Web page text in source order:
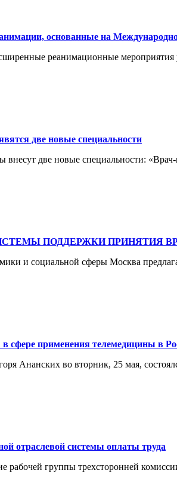
основанные на
реанимационные мероприятия
две новые специальности
две новые специальности:
ПОДДЕРЖКИ ПРИНЯТИЯ
и социальной сферы Москва
сфере применения телемедицины в
Ананских во вторник, 25 мая,
отраслевой системы оплаты труда
рабочей группы трехсторонней